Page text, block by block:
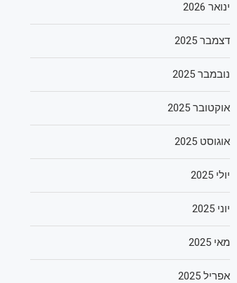
ינואר 2026
דצמבר 2025
נובמבר 2025
אוקטובר 2025
אוגוסט 2025
יולי 2025
יוני 2025
מאי 2025
אפריל 2025